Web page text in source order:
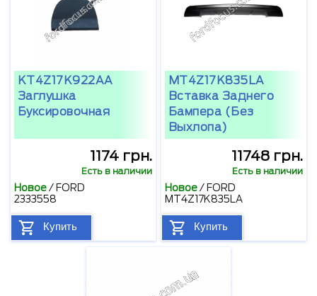
KT4Z17K922AA
Заглушка
Буксировочная
1174 грн.
Есть в наличии
Новое/ FORD
2333558
Купить
MT4Z17K835LA
Вставка Заднего
Бампера (без
Выхлопа)
11748 грн.
Есть в наличии
Новое/ FORD
MT4Z17K835LA
Купить